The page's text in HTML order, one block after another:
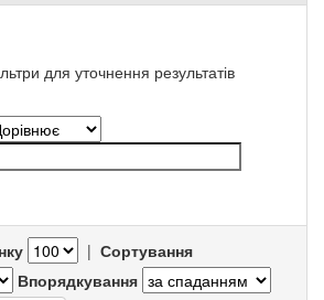
для уточнення результатів
| Сортування
Впорядкування